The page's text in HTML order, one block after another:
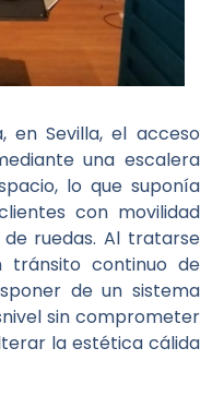
en Sevilla, el acceso
una escalera
lo que suponía
con movilidad
ruedas. Al tratarse
continuo de
de un sistema
sin comprometer
la estética cálida